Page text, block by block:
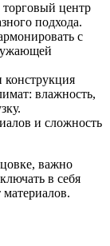
центр
подхода.
с
влажность,
и сложность
важно
в себя